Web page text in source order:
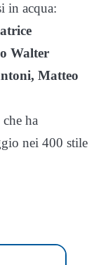
in acqua:
Walter
Matteo
ha
nei 400 stile